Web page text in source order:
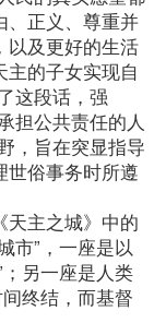
、正义、尊重并
以及更好的生活
的子女实现自
这段话，强
担公共责任的人
，旨在突显指导
世俗事务时所遵
天主之城》中的
市”，一座是以
另一座是人类
终结，而基督